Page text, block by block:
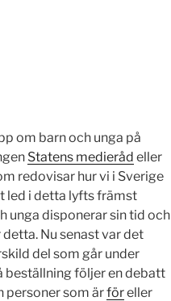
om barn och unga på
Statens medieråd eller
redovisar hur vi i Sverige
led i detta lyfts främst
unga disponerar sin tid och
Nu senast var det
del som går under
beställning följer en debatt
personer som ärföreller